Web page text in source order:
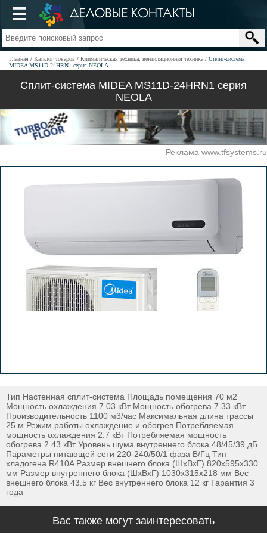
Главная Каталог товаров Климатическая техника, вентиляционная техника
Сплит-система
MIDEA MS11D-24HRN1 серия NEOLA
Сплит-система MIDEA MS11D-24HRN1 серия
NEOLA
Реклама www.tfsystems.ru
Тип Настенная сплит-система Площадь помещения 70 м2
Мощность охлаждения 7.03 кВт Мощность обогрева 7.33 кВт
Производительность 1100 м3/час Максимальная длина трассы
25 м Режим работы охлаждение и обогрев Потребляемая
мощность охлаждения 2.7 кВт Потребляемая мощность
обогрева 2.43 кВт Уровень шума внутреннего блока 48/45/39 дБ
Параметры питающей сети 220-240/50/1 фаза В/Гц Тип
хладогена R410A Размер внешнего блока (ШxВxГ) 820x595x330
мм Размер внутреннего блока (ШxВxГ) 1030x315x218 мм Вес
внешнего блока 43.5 кг Вес внутреннего блока 12 кг Гарантия 3
года
Вас также могут заинтересовать